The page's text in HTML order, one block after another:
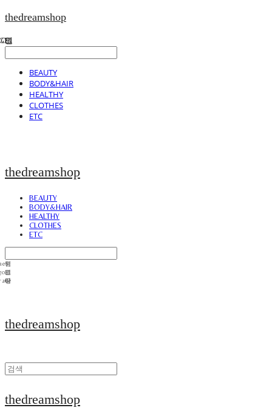
thedreamshop
BEAUTY
BODY&HAIR
HEALTHY
CLOTHES
ETC
thedreamshop
BEAUTY
BODY&HAIR
HEALTHY
CLOTHES
ETC
thedreamshop
thedreamshop